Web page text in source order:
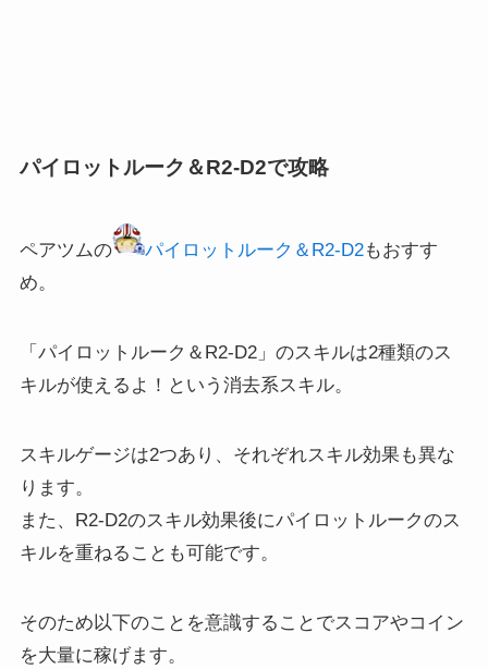
パイロットルーク＆R2-D2で攻略
ペアツムの パイロットルーク＆R2-D2もおすす
め。
「 パイロットルーク＆R2-D2」のスキルは2種類のス
キルが使えるよ！という消去系スキル。
スキルゲージは2つあり、それぞれスキル効果も異な
ります。
また、R2-D2のスキル効果後にパイロットルークのス
キルを重ねることも可能です。
そのため以下のことを意識することでスコアやコイン
を大量に稼げます。